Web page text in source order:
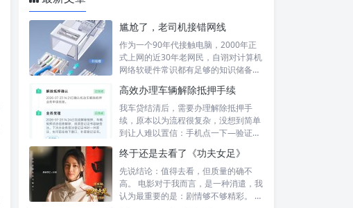
尴尬了，老司机接错网线
作为一个90年代接触电脑，2000年正
式上网的近30年老网民，自诩对计算机
网络软硬件常识都有足够的知识储备，
高效办理车辆解除抵押手续
我车贷结清后，需要办理解除抵押手
续，原本以为流程很复杂，没想到简单
到让人难以置信：手机点一下—验证头
终于还是去看了《功夫女足》
先说结论：值得去看，但质量的确不
高。 电影对于我而言，是一种消遣，我
认为最重要的是：剧情够不够精彩。 比